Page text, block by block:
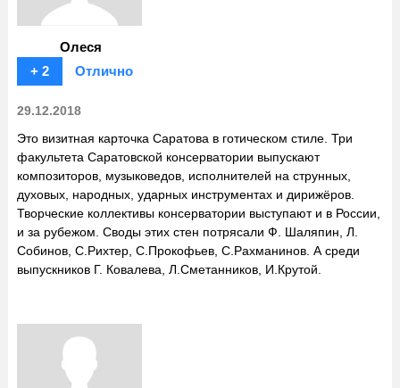
Олеся
+ 2
Отлично
29.12.2018
Это визитная карточка Саратова в готическом стиле. Три
факультета Саратовской консерватории выпускают
композиторов, музыковедов, исполнителей на струнных,
духовых, народных, ударных инструментах и дирижёров.
Творческие коллективы консерватории выступают и в России,
и за рубежом. Своды этих стен потрясали Ф. Шаляпин, Л.
Собинов, С.Рихтер, С.Прокофьев, С.Рахманинов. А среди
выпускников Г. Ковалева, Л.Сметанников, И.Крутой.